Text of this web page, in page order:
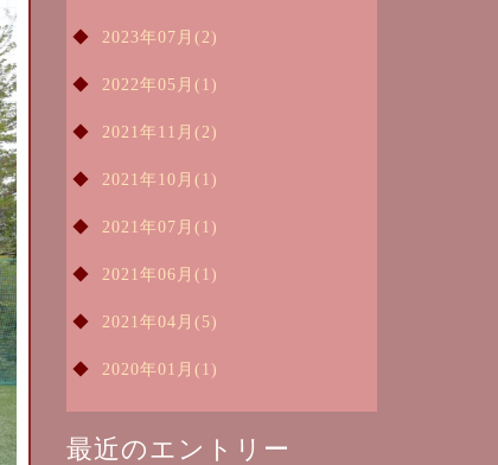
2023年07月(2)
2022年05月(1)
2021年11月(2)
2021年10月(1)
2021年07月(1)
2021年06月(1)
2021年04月(5)
2020年01月(1)
最近のエントリー